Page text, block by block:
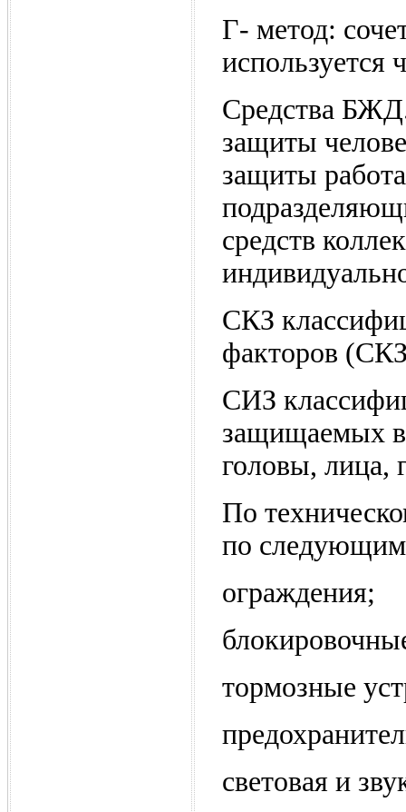
Г- метод:
используется
Средства
защиты
защиты
средств
СКЗ
факторов
СИЗ
защищаемых
головы, лица,
По
по
ограждения;
тормозные
световая и